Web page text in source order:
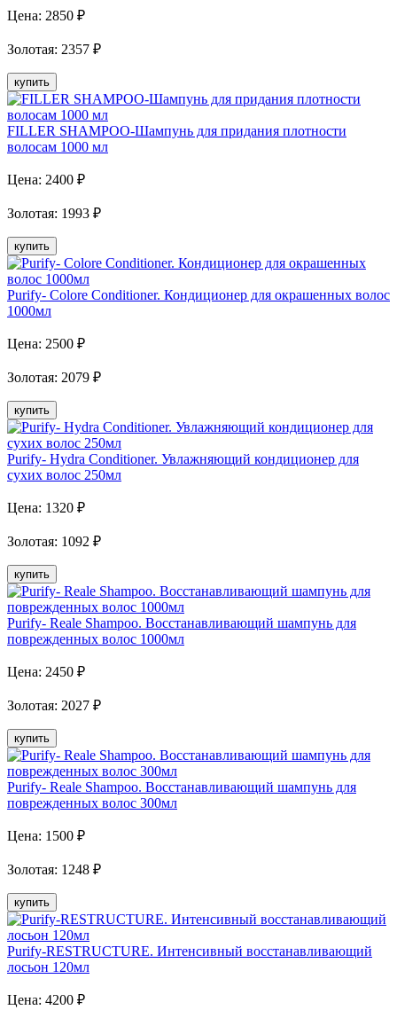
Цена: 2850 ₽
Золотая: 2357 ₽
купить
FILLER SHAMPOO-Шампунь для придания плотности
волосам 1000 мл
Цена: 2400 ₽
Золотая: 1993 ₽
купить
Purify- Colore Conditioner. Кондиционер для окрашенных волос
1000мл
Цена: 2500 ₽
Золотая: 2079 ₽
купить
Purify- Hydra Conditioner. Увлажняющий кондиционер для
сухих волос 250мл
Цена: 1320 ₽
Золотая: 1092 ₽
купить
Purify- Reale Shampoo. Восстанавливающий шампунь для
поврежденных волос 1000мл
Цена: 2450 ₽
Золотая: 2027 ₽
купить
Purify- Reale Shampoo. Восстанавливающий шампунь для
поврежденных волос 300мл
Цена: 1500 ₽
Золотая: 1248 ₽
купить
Purify-RESTRUCTURE. Интенсивный восстанавливающий
лосьон 120мл
Цена: 4200 ₽